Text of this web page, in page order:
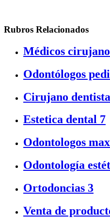
Rubros Relacionados
Médicos
Odontólogos
Cirujano dentista
Estetica dental 7
Odontologos
Odontología
Ortodoncias 3
Venta de